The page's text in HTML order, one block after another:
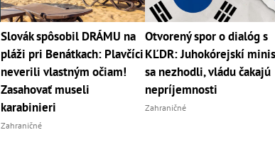
Slovák spôsobil DRÁMU na
pláži pri Benátkach: Plavčíci
neverili vlastným očiam!
Zasahovať museli
karabinieri
Zahraničné
Otvorený spor o dialóg s
KĽDR: Juhokórejskí
sa nezhodli, vládu čakajú
nepríjemnosti
Zahraničné